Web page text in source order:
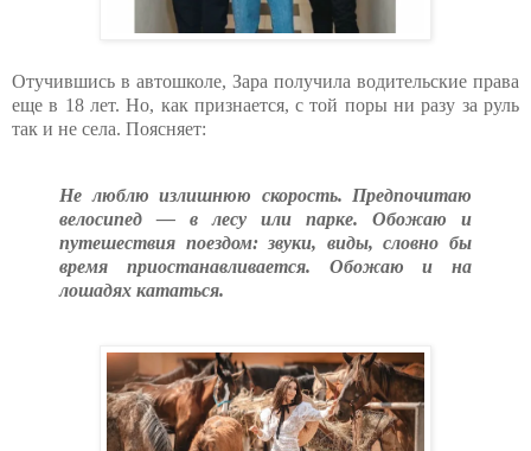
Отучившись в автошколе, Зара получила водительские права
еще в 18 лет. Но, как признается, с той поры ни разу за руль
так и не села. Поясняет:
Не люблю излишнюю скорость. Предпочитаю
велосипед — в лесу или парке. Обожаю и
путешествия поездом: звуки, виды, словно бы
время приостанавливается. Обожаю и на
лошадях кататься.